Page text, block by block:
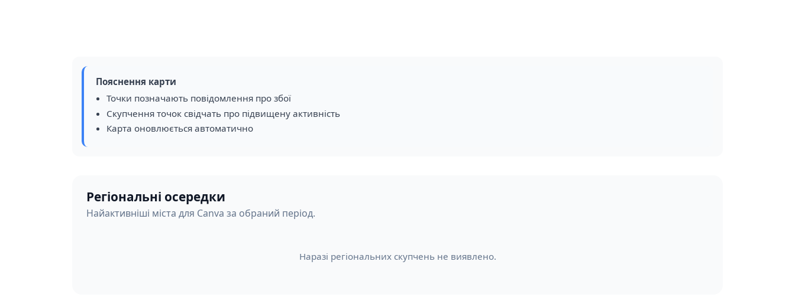
Пояснення карти
Точки позначають повідомлення про збої
Скупчення точок свідчать про підвищену активність
Карта оновлюється автоматично
Регіональні осередки
Найактивніші міста для Canva за обраний період.
Наразі регіональних скупчень не виявлено.